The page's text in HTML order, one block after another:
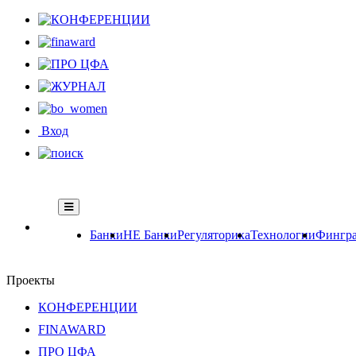
Вход
БанкиНЕ БанкиРегуляторикаТехнологии
Проекты
КОНФЕРЕНЦИИ
FINAWARD
ПРО ЦФА